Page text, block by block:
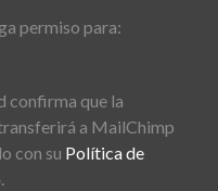
permiso para:
confirma que la
a MailChimp
con su Política de
.